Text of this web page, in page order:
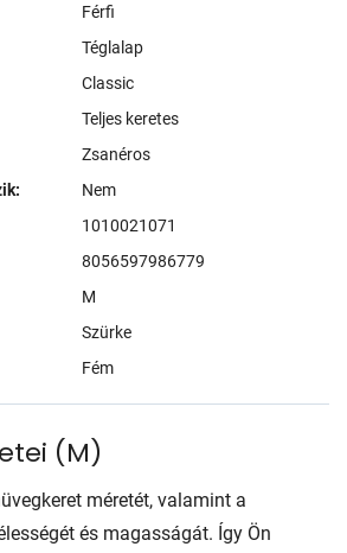
Férfi
Téglalap
Classic
Teljes keretes
Zsanéros
Nem
1010021071
8056597986779
M
Szürke
Fém
(M)
méretét, valamint a
és magasságát. Így Ön